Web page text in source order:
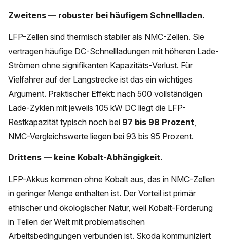
Zweitens — robuster bei häufigem Schnellladen.
LFP-Zellen sind thermisch stabiler als NMC-Zellen. Sie
vertragen häufige DC-Schnellladungen mit höheren Lade-
Strömen ohne signifikanten Kapazitäts-Verlust. Für
Vielfahrer auf der Langstrecke ist das ein wichtiges
Argument. Praktischer Effekt: nach 500 vollständigen
Lade-Zyklen mit jeweils 105 kW DC liegt die LFP-
Restkapazität typisch noch bei 97 bis 98 Prozent
NMC-Vergleichswerte liegen bei 93 bis 95 Prozent.
Drittens — keine Kobalt-Abhängigkeit.
LFP-Akkus kommen ohne Kobalt aus, das in NMC-Zellen
in geringer Menge enthalten ist. Der Vorteil ist primär
ethischer und ökologischer Natur, weil Kobalt-Förderung
in Teilen der Welt mit problematischen
Arbeitsbedingungen verbunden ist. Skoda kommuniziert